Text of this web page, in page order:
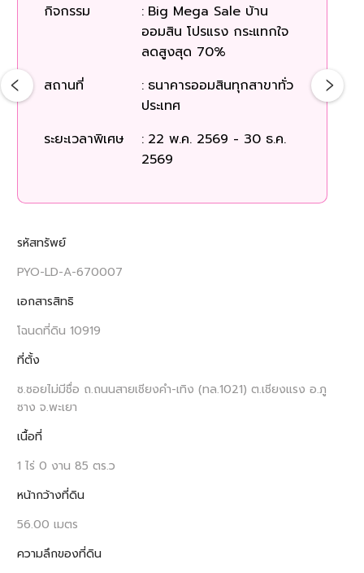
กิจกรรม : Big Mega Sale บ้าน
ออมสิน โปรแรง กระแทกใจ
ลดสูงสุด 70%
สถานที่
: ธนาคารออมสินทุกสาขาทั่ว
ประเทศ
ระยะเวลาพิเศษ
: 22 พ.ค. 2569 - 30 ธ.ค.
2569
รหัสทรัพย์
PYO-LD-A-670007
เอกสารสิทธิ
โฉนดที่ดิน 10919
ที่ตั้ง
ซ.ซอยไม่มีชื่อ ถ.ถนนสายเชียงคำ-เทิง (ทล.1021) ต.เชียงแรง อ.ภู
ซาง จ.พะเยา
เนื้อที่
1 ไร่ 0 งาน 85 ตร.ว
หน้ากว้างที่ดิน
56.00 เมตร
ความลึกของที่ดิน